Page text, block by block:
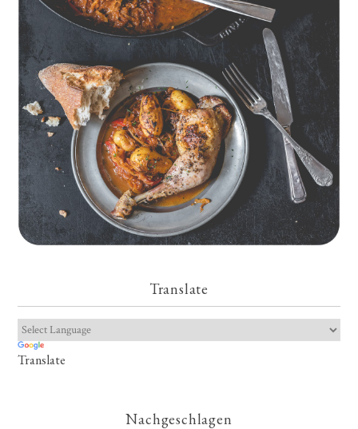
Geschmorte Hähnchenschenkel auf Paprikakraut und kleinen
Kartoffeln
Translate
Translate
Nachgeschlagen